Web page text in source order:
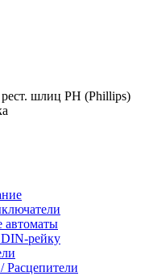
шлиц PH (Phillips)
автоматы
DIN-рейку
Расцепители